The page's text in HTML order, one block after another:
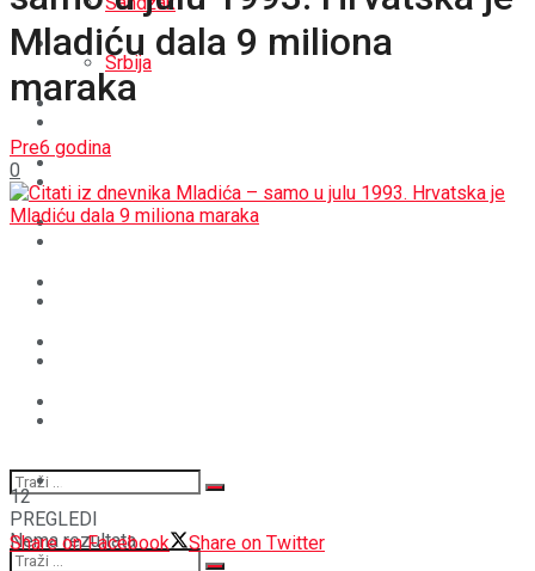
REGIJA
SVIJET
BOŠNJACI
CRNA HRONIKA
Nema rezultata
Srbija
SVIJET
SPORT
Mladiću dala 9 miliona
maraka
Pre6 godina
0
12
PREGLEDI
Share on Facebook
Share on Twitter